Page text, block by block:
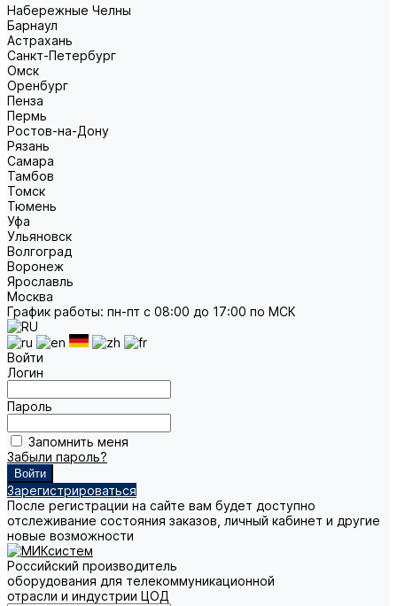
Набережные Челны
Барнаул
Астрахань
Санкт-Петербург
Омск
Оренбург
Пенза
Пермь
Ростов-на-Дону
Рязань
Самара
Тамбов
Томск
Тюмень
Уфа
Ульяновск
Волгоград
Воронеж
Ярославль
Москва
График работы: пн-пт с 08:00 до 17:00 по МСК
Войти
Логин
Пароль
Запомнить меня
Забыли пароль?
Зарегистрироваться
После регистрации на сайте вам будет доступно
отслеживание состояния заказов, личный кабинет и другие
новые возможности
Российский производитель
оборудования для телекоммуникационной
отрасли и индустрии ЦОД